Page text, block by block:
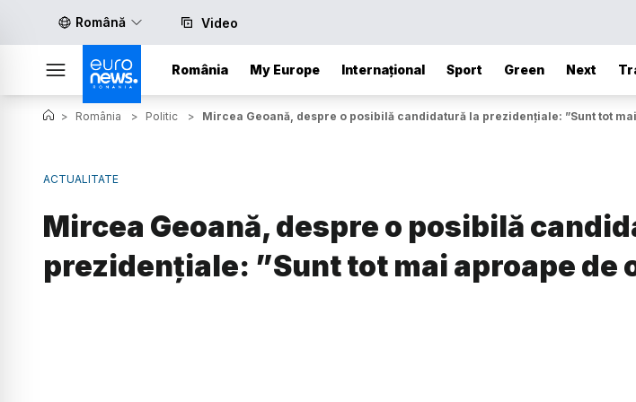
Română Video
România My Europe Internațional Sport Green Next
> România > Politic > Mircea Geoană, despre o posibilă candidatură la prezidențiale: ”Sunt tot
ACTUALITATE
Mircea Geoană, despre o posibilă
prezidențiale: ”Sunt tot mai aproape de